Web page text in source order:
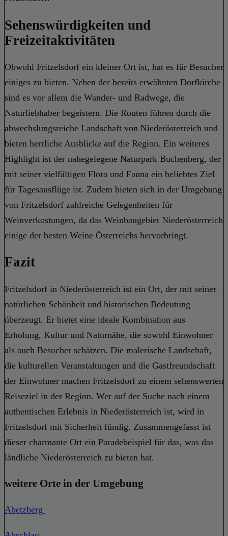
Sehenswürdigkeiten und
Freizeitaktivitäten
Obwohl Fritzelsdorf ein kleiner Ort ist, hat es für Besucher
einiges zu bieten. Neben der bereits erwähnten Dorfkirche
sind es vor allem die Wander- und Radwege, die
Naturliebhaber begeistern. Die Routen führen durch die
abwechslungsreiche Landschaft von Niederösterreich und
bieten herrliche Ausblicke auf die Region. Ein weiteres
Highlight ist der nahegelegene Naturpark Buchenberg, der
mit seiner vielfältigen Flora und Fauna ein beliebtes Ziel
für Tagesausflüge ist. Zudem bieten sich in der Umgebung
von Fritzelsdorf zahlreiche Gelegenheiten für
Weinverkostungen, da das Weinbaugebiet Niederösterreich
einige der besten Weine Österreichs hervorbringt.
Fazit
Fritzelsdorf in Niederösterreich ist ein Ort, der mit seiner
natürlichen Schönheit und historischen Bedeutung
überzeugt. Er bietet eine ideale Kombination aus
Erholung, Kultur und Naturnähe, die sowohl Einwohner
als auch Besucher schätzen. Die malerische Landschaft,
die kulturellen Veranstaltungen und die Gastfreundschaft
der Einwohner machen Fritzelsdorf zu einem sehenswerten
Reiseziel in der Region. Wer auf der Suche nach einem
authentischen Erlebnis in Niederösterreich ist, wird in
Fritzelsdorf mit Sicherheit fündig. Zusammengefasst ist
dieser charmante Ort ein Paradebeispiel für das, was das
ländliche Niederösterreich zu bieten hat.
weitere Orte in der Umgebung
Abetzberg